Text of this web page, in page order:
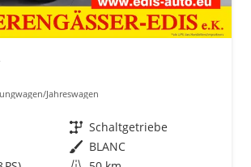
Jahreswagen
Getriebe Schaltgetriebe
Außenfarbe BLANC